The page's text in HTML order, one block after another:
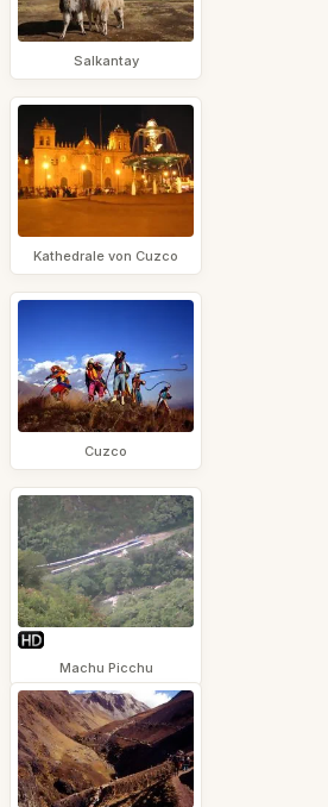
Salkantay
Kathedrale von Cuzco
Cuzco
Machu Picchu